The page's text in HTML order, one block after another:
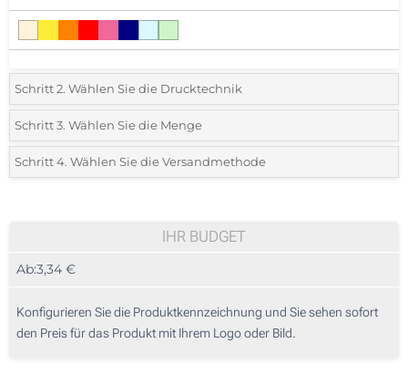
Schritt 2. Wählen Sie die Drucktechnik
*Wählen Sie die Druck- und Farbtechniken für Ihr Logo:
1 Farbig (Auf einer Seite)
3 Farbig (Auf einer Seite)
Digitaler Transferdruck in Vollfarbe (Auf einer Seite)
Schritt 3. Wählen Sie die Menge
*Bitte wählen Sie Ihre gewünschte Menge
60
150
300
Schritt 4. Wählen Sie die Versandmethode
IHR BUDGET
Ab:3,34 €
Konfigurieren Sie die Produktkennzeichnung und Sie sehen sofort
den Preis für das Produkt mit Ihrem Logo oder Bild.